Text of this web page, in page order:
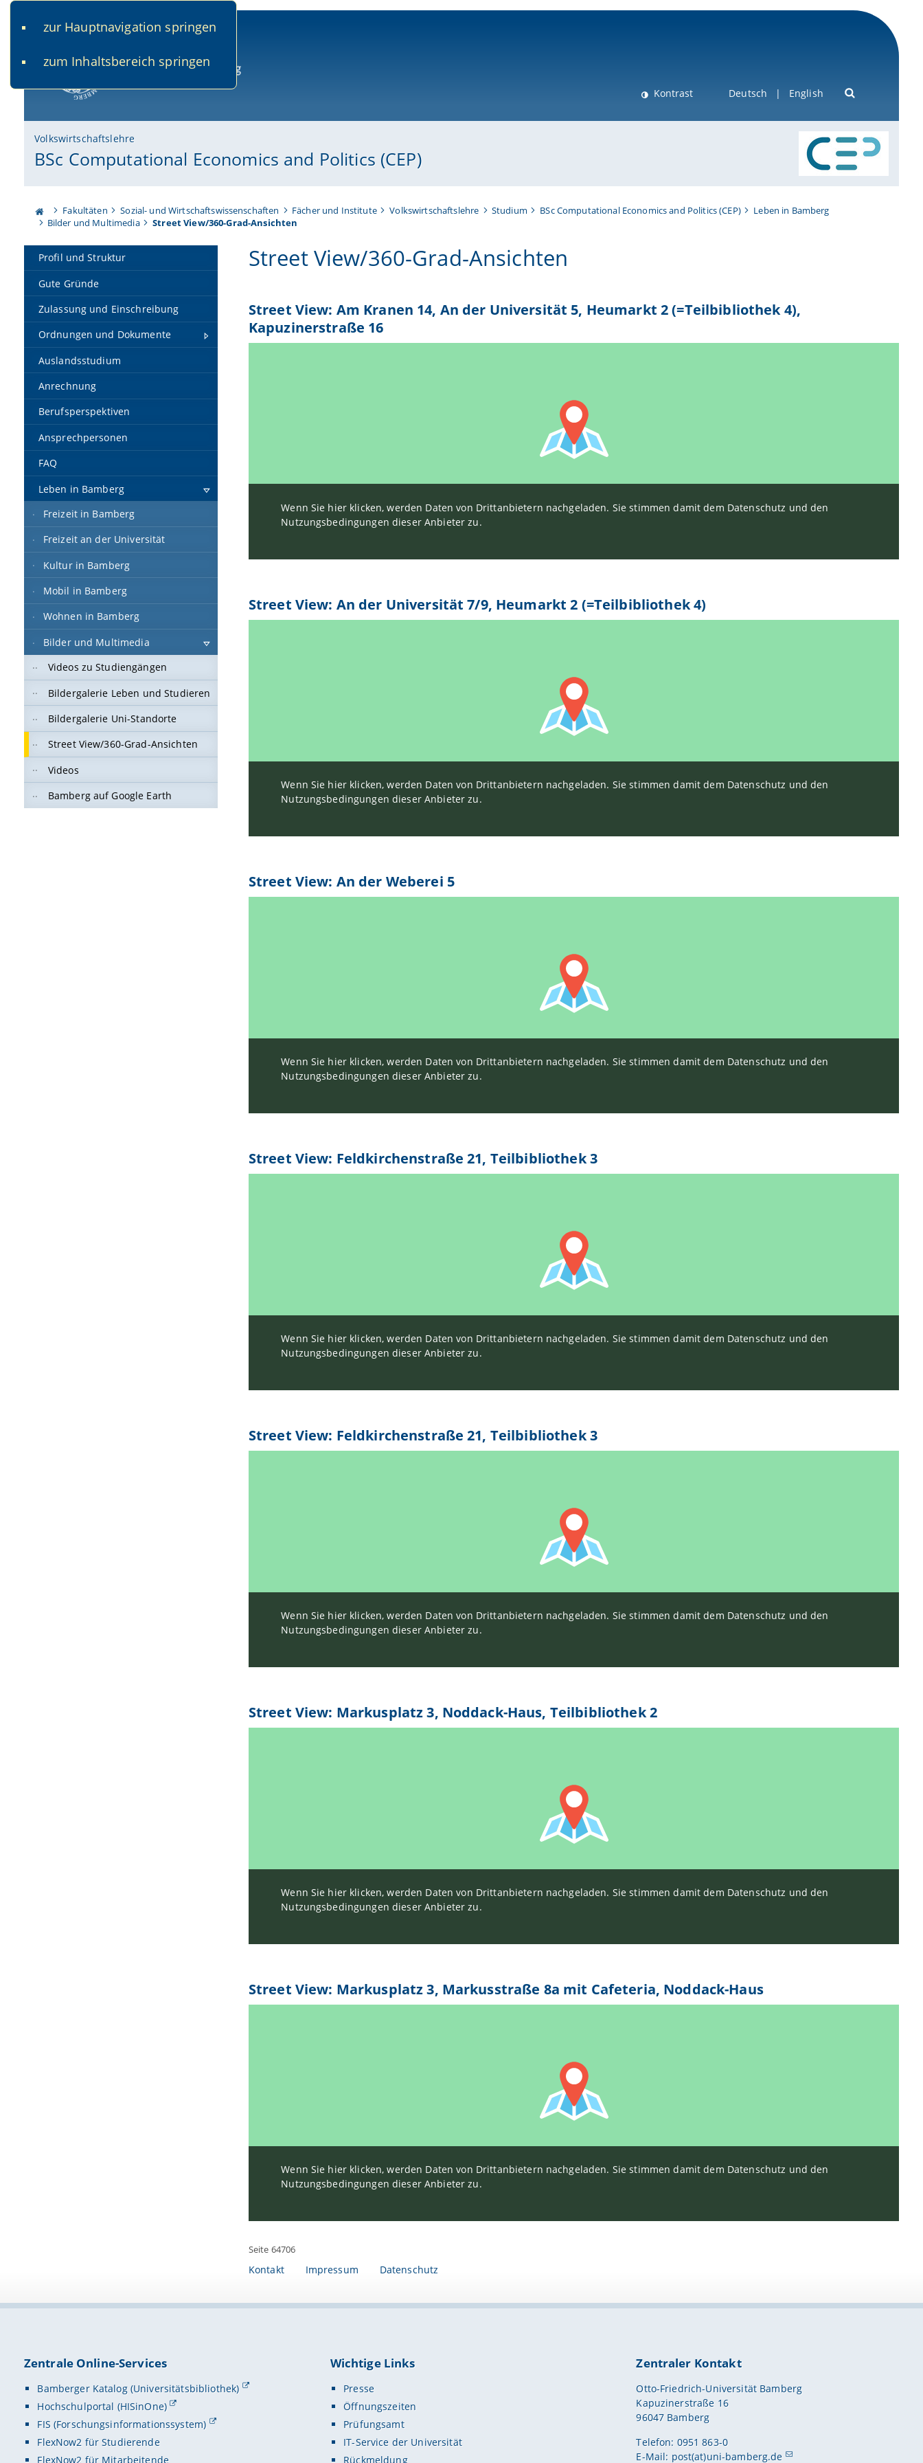
zur Hauptnavigation springen
zum Inhaltsbereich springen
Kontrast Deutsch English
Volkswirtschaftslehre
BSc Computational Economics and Politics (CEP)
Fakultäten Sozial- und Wirtschaftswissenschaften Fächer und Institute Volkswirtschaftslehre Studium BSc Computational Economics and Politics (CEP)
Leben in Bamberg
Bilder und Multimedia
Street View/360-Grad-Ansichten
Profil und Struktur
Gute Gründe
Zulassung und Einschreibung
Ordnungen und Dokumente
Auslandsstudium
Anrechnung
Berufsperspektiven
Ansprechpersonen
FAQ
Leben in Bamberg
Freizeit in Bamberg
Freizeit an der Universität
Kultur in Bamberg
Mobil in Bamberg
Wohnen in Bamberg
Bilder und Multimedia
Videos zu Studiengängen
Bildergalerie Leben und Studieren
Bildergalerie Uni-Standorte
Street View/360-Grad-Ansichten
Videos
Bamberg auf Google Earth
Street View/360-Grad-Ansichten
Street View: Am Kranen 14, An der Universität 5, Heumarkt 2 (=Teilbibliothek 4),
Kapuzinerstraße 16
Wenn Sie hier klicken, werden Daten von Drittanbietern nachgeladen. Sie stimmen damit dem Datenschutz und den
Nutzungsbedingungen dieser Anbieter zu.
Street View: An der Universität 7/9, Heumarkt 2 (=Teilbibliothek 4)
Wenn Sie hier klicken, werden Daten von Drittanbietern nachgeladen. Sie stimmen damit dem Datenschutz und den
Nutzungsbedingungen dieser Anbieter zu.
Street View: An der Weberei 5
Wenn Sie hier klicken, werden Daten von Drittanbietern nachgeladen. Sie stimmen damit dem Datenschutz und den
Nutzungsbedingungen dieser Anbieter zu.
Street View: Feldkirchenstraße 21, Teilbibliothek 3
Wenn Sie hier klicken, werden Daten von Drittanbietern nachgeladen. Sie stimmen damit dem Datenschutz und den
Nutzungsbedingungen dieser Anbieter zu.
Street View: Feldkirchenstraße 21, Teilbibliothek 3
Wenn Sie hier klicken, werden Daten von Drittanbietern nachgeladen. Sie stimmen damit dem Datenschutz und den
Nutzungsbedingungen dieser Anbieter zu.
Street View: Markusplatz 3, Noddack-Haus, Teilbibliothek 2
Wenn Sie hier klicken, werden Daten von Drittanbietern nachgeladen. Sie stimmen damit dem Datenschutz und den
Nutzungsbedingungen dieser Anbieter zu.
Street View: Markusplatz 3, Markusstraße 8a mit Cafeteria, Noddack-Haus
Wenn Sie hier klicken, werden Daten von Drittanbietern nachgeladen. Sie stimmen damit dem Datenschutz und den
Nutzungsbedingungen dieser Anbieter zu.
Seite 64706
Kontakt Impressum Datenschutz
Zentrale Online-Services
Bamberger Katalog (Universitätsbibliothek)
Hochschulportal (HISinOne)
FIS (Forschungsinformationssystem)
FlexNow2 für Studierende
FlexNow2 für Mitarbeitende
Wichtige Links
Presse
Öffnungszeiten
Prüfungsamt
IT-Service der Universität
Rückmeldung
Zentraler Kontakt
Otto-Friedrich-Universität Bamberg
Kapuzinerstraße 16
96047 Bamberg
Telefon: 0951 863-0
E-Mail: post(at)uni-bamberg.de